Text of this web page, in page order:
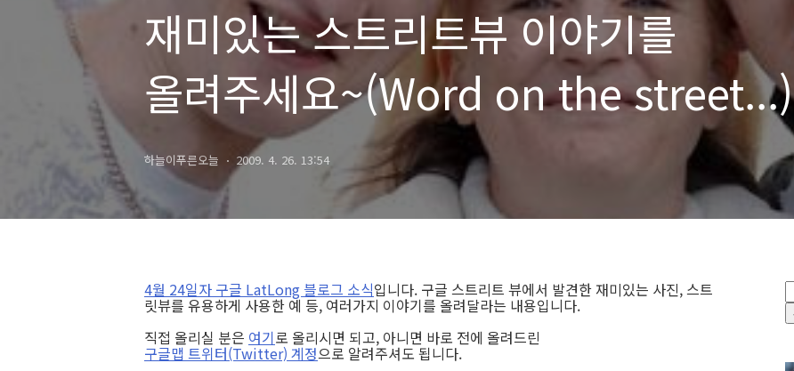
재미있는 스트리트뷰 이야기를
올려주세요~(Word on the street...)
하늘이푸른오늘 2009. 4. 26. 13:54
4월 24일자 구글 LatLong 블로그 소식입니다. 구글 스트리트 뷰에서 발견한 재미있는 사진, 스트
릿뷰를 유용하게 사용한 예 등, 여러가지 이야기를 올려달라는 내용입니다.
직접 올리실 분은 여기로 올리시면 되고, 아니면 바로 전에 올려드린
구글맵 트위터(Twitter) 계정으로 알려주셔도 됩니다.